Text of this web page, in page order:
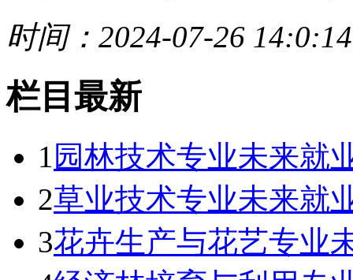
时间：2024-07-26 14:0:14
栏目最新
1 园林技术专业未来就
2草业技术专业未来就
3花卉生产与花艺专业